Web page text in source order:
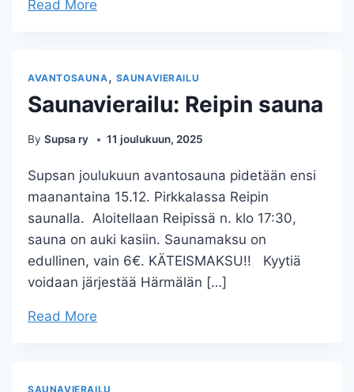
Read More
AVANTOSAUNA , SAUNAVIERAILU
Saunavierailu: Reipin sauna
By Supsa ry 11 joulukuun, 2025
Supsan joulukuun avantosauna pidetään ensi
maanantaina 15.12. Pirkkalassa Reipin
saunalla. Aloitellaan Reipissä n. klo 17:30,
sauna on auki kasiin. Saunamaksu on
edullinen, vain 6€. KÄTEISMAKSU!! Kyytiä
voidaan järjestää Härmälän […]
Read More
SAUNAVIERAILU